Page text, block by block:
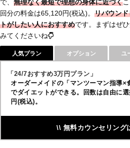
で、 無理なく最短で理想の身体に近づく
回分の料金は65,120円(税込)。 リバウン
トがしたい人におすすめです。まずはぜ
みてくださいね
人気プラン オプション ユ
「24/7おすすめ3万円プラン」
オーダーメイドの「マンツーマン指導×
でダイエットができる。回数は自由に
円(税込)。
\\ 無料カウンセリング